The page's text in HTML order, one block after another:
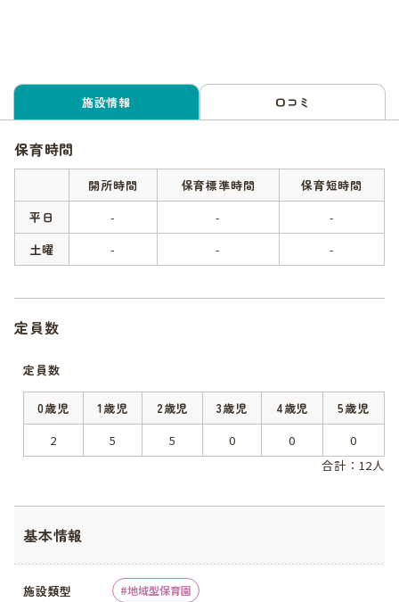
施設情報 口コミ
保育時間
開所時間 保育標準時間
保育短時間
平日
- -
-
土曜
- - -
定員数
定員数
0歳児 1歳児 2歳児 3歳児 4歳児
5歳児
2
5 5 0 0
0
合計：12人
基本情報
施設類型 地域型保育園